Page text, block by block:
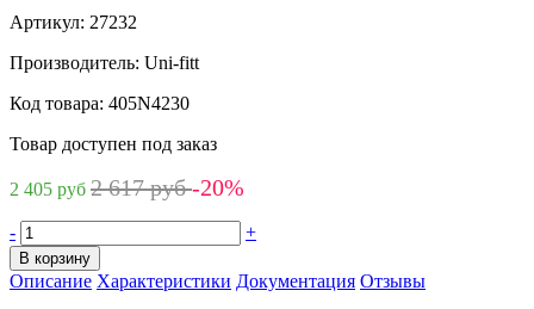
Артикул: 27232
Производитель: Uni-fitt
Код товара: 405N4230
Товар доступен под заказ
2 405 руб 2 617 руб-20%
- +
В корзину
Описание Характеристики Документация Отзывы